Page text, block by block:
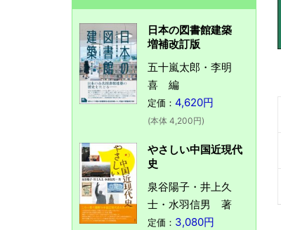
日本の図書館建築
増補改訂版
五十嵐太郎・李明
喜 編
定価： 4,620円
(本体 4,200円)
やさしい中国近現代
史
泉谷陽子・井上久
士・水羽信男 著
定価： 3,080円